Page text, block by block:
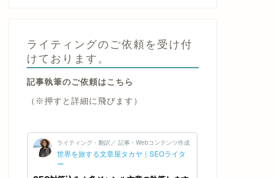
ライティングのご依頼を受け付
けております。
記事執筆のご依頼はこちら
（※押すと詳細に飛びます）